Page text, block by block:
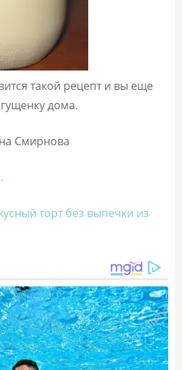
такой рецепт и вы еще
дома.
Смирнова
торт без выпечки из